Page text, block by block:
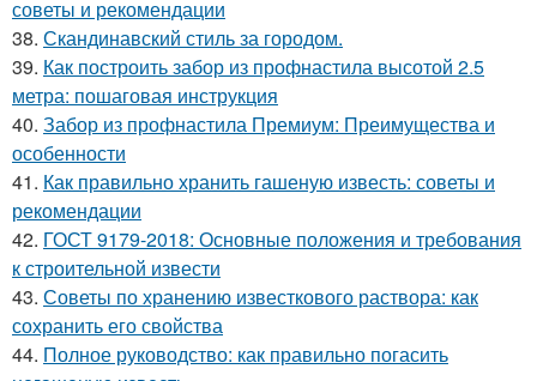
советы и рекомендации
38. Скандинавский стиль за городом.
39. Как построить забор из профнастила высотой 2.5
метра: пошаговая инструкция
40. Забор из профнастила Премиум: Преимущества и
особенности
41. Как правильно хранить гашеную известь: советы и
рекомендации
42. ГОСТ 9179-2018: Основные положения и требования
к строительной извести
43. Советы по хранению известкового раствора: как
сохранить его свойства
44. Полное руководство: как правильно погасить